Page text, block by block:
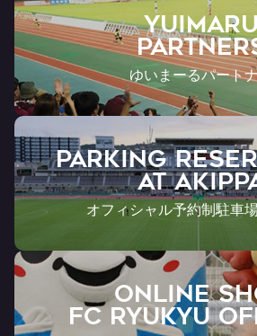
YUIMARU
ゆいまーるパート
PARKING
AT
オフィシャル予約制駐車
ONLINE
FC RYUKYU